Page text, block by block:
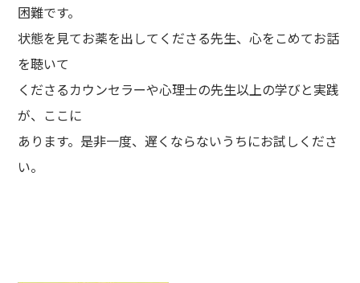
困難です。
状態を見てお薬を出してくださる先生、心をこめてお話
を聴いて
くださるカウンセラーや心理士の先生以上の学びと実践
が、ここに
あります。是非一度、遅くならないうちにお試しくださ
い。